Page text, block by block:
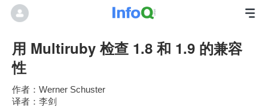
用 Multiruby 检查 1.8 和 1.9 的兼容
性
Werner Schuster
李剑